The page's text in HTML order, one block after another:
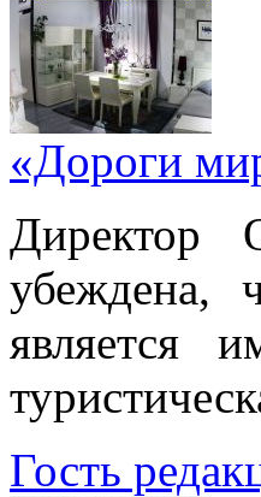
«Дороги
Директор
убеждена,
является
Гость